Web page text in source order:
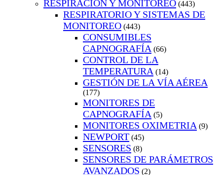
RESPIRACIÓN Y MONITOREO (443)
RESPIRATORIO Y SISTEMAS DE
MONITOREO (443)
CONSUMIBLES
CAPNOGRAFÍA (66)
CONTROL DE LA
TEMPERATURA (14)
GESTIÓN DE LA VÍA AÉREA
(177)
MONITORES DE
CAPNOGRAFÍA (5)
MONITORES OXIMETRIA (9)
NEWPORT (45)
SENSORES (8)
SENSORES DE PARÁMETROS
AVANZADOS (2)